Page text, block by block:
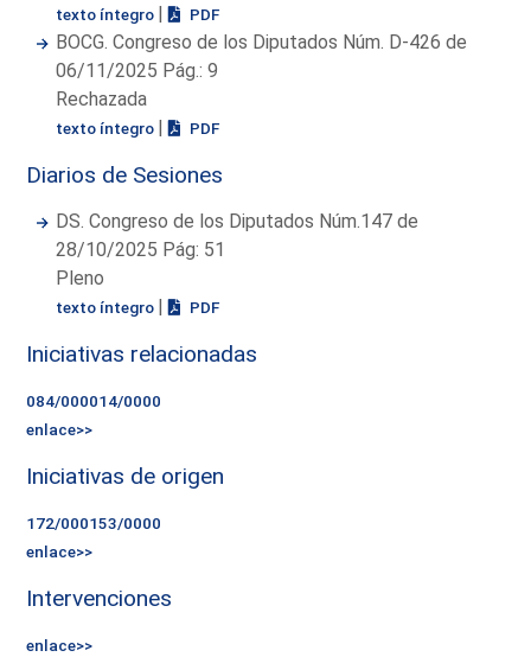
texto íntegro | PDF
BOCG. Congreso de los Diputados Núm. D-426 de
06/11/2025 Pág.: 9
Rechazada
texto íntegro | PDF
Diarios de Sesiones
DS. Congreso de los Diputados Núm.147 de
28/10/2025 Pág: 51
Pleno
texto íntegro | PDF
Iniciativas relacionadas
084/000014/0000
enlace>>
Iniciativas de origen
172/000153/0000
enlace>>
Intervenciones
enlace>>